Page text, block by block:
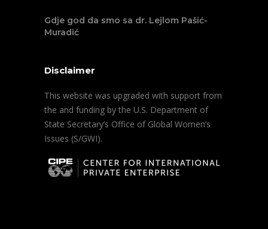
Gdje god da smo sa dr. Lejlom Pašić-
Muradić
Disclaimer
This website was upgraded with support from
the and funding by the U.S. Department of
State Secretary’s Office of Global Women’s
Issues (S/GWI).